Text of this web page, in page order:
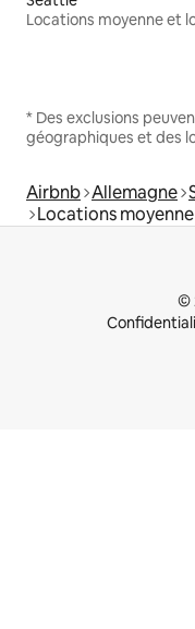
* Des exclusions
géographiques et des
Airbnb Allemagne
Locations
©